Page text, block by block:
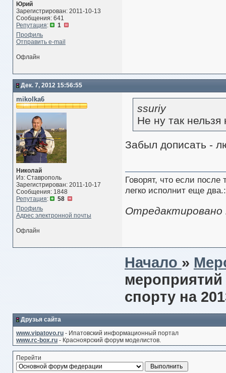
Юрий
Зарегистрирован: 2011-10-13
Сообщения: 641
Репутация:
1
Профиль
Отправить e-mail
Офлайн
Дек. 7, 2012 15:56:55
mikolka6
Николай
Из: Ставрополь
Зарегистрирован: 2011-10-17
Сообщения: 1848
Репутация:
58
Профиль
Адрес электронной почты
ssuriy
Не ну так нельзя
Забыл дописать -
Говорят, что если
легко исполнит еще
Отредактировано
Офлайн
Начало»
спорту на
Друзья сайта
www.vipatovo.ru - Ипатовский информационный портал
www.rc-box.ru - Красноярский форум моделистов.
Перейти